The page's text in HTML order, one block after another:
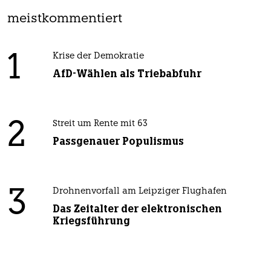
meistkommentiert
1 Krise der Demokratie
AfD-Wählen als Triebabfuhr
2 Streit um Rente mit 63
Passgenauer Populismus
3 Drohnenvorfall am Leipziger Flughafen
Das Zeitalter der elektronischen
Kriegsführung